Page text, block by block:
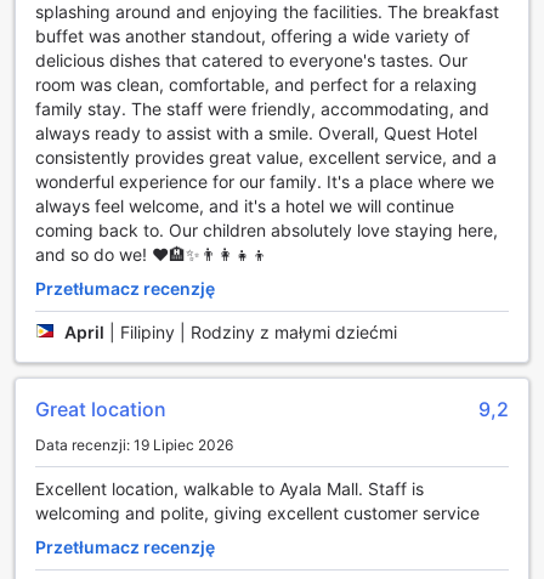
Quest Hotel i Centrum Konferencyjne Cebu to idealne
miejsce dla miłośników aktywnego stylu życia. Nasze
nowoczesne centrum fitness, dostępne przez całą dobę,
jest doskonale wyposażone w najnowszy sprzęt, który
pozwala na kompleksowy trening siłowy oraz cardio.
Niezależnie od pory dnia, goście mogą zrealizować swoje
cele fitness w komfortowych warunkach, korzystając z
różnorodnych urządzeń oraz przestronnej strefy do
ćwiczeń.
Po intensywnym treningu warto zrelaksować się w naszym
wspaniałym basenie na świeżym powietrzu. Otoczony
tropikalną roślinnością, basen stanowi idealne miejsce na
orzeźwienie oraz odpoczynek. Dodatkowym atutem jest
bar przy basenie, gdzie można delektować się zdrowymi
napojami i przekąskami w towarzystwie słońca i pięknych
widoków. Dla tych, którzy pragną spędzać czas nad
morzem, nasza lokalizacja umożliwia łatwy dostęp do
zrelaksować się na piasku. Quest Hotel to prawdziwy raj
dla sportowców i entuzjastów aktywnego wypoczynku!
Udogodnienia w Quest Hotel and Conference Center
Cebu
splashing around and enjoying the facilities. The breakfast
buffet was another standout, offering a wide variety of
delicious dishes that catered to everyone's tastes. Our
room was clean, comfortable, and perfect for a relaxing
family stay. The staff were friendly, accommodating, and
always ready to assist with a smile. Overall, Quest Hotel
consistently provides great value, excellent service, and a
wonderful experience for our family. It's a place where we
always feel welcome, and it's a hotel we will continue
coming back to. Our children absolutely love staying here,
and so do we! ❤️🏨✨👨‍👩‍👧‍👦
Przetłumacz recenzję
April Filipiny | Rodziny z małymi dziećmi
Great location 9,2
Data recenzji: 19 Lipiec 2026
Excellent location, walkable to Ayala Mall. Staff is
welcoming and polite, giving excellent customer service
Przetłumacz recenzję